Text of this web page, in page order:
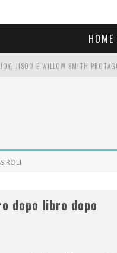
HOME
QUESTA SERA? TE LO DICO IO:
dopo libro dopo